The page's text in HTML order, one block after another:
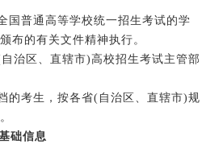
国普通高等学校统一招生考试的学
布的有关文件精神执行。
治区、直辖市)高校招生考试主管部
的考生，按各省(自治区、直辖市)规
础信息